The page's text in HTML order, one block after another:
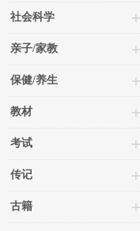
社会科学
亲子/家教
保健/养生
教材
考试
传记
古籍